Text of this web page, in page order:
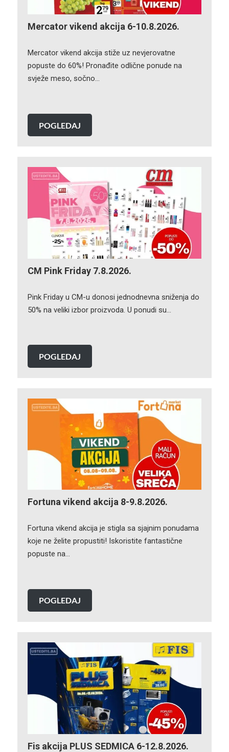
Mercator vikend akcija 6-10.8.2026.
Mercator vikend akcija stiže uz nevjerovatne
popuste do 60%! Pronađite odlične ponude na
svježe meso, sočno…
POGLEDAJ
CM Pink Friday 7.8.2026.
Pink Friday u CM-u donosi jednodnevna sniženja do
50% na veliki izbor proizvoda. U ponudi su…
POGLEDAJ
Fortuna vikend akcija 8-9.8.2026.
Fortuna vikend akcija je stigla sa sjajnim ponudama
koje ne želite propustiti! Iskoristite fantastične
popuste na…
POGLEDAJ
Fis akcija PLUS SEDMICA 6-12.8.2026.